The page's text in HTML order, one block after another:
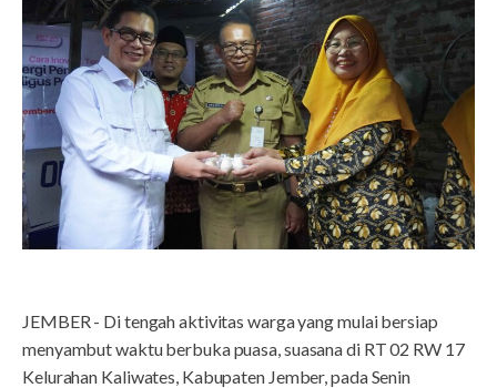
JEMBER - Di tengah aktivitas warga yang mulai bersiap
menyambut waktu berbuka puasa, suasana di RT 02 RW 17
Kelurahan Kaliwates, Kabupaten Jember, pada Senin